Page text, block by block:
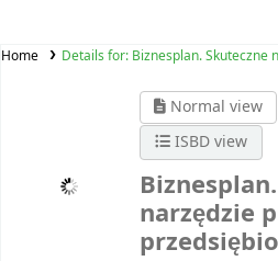
Home Details for: Biznesplan. Skuteczne
Normal view
ISBD view
narzędzie